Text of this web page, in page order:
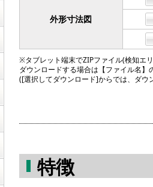
外形寸法図
※タブレット端末でZIPファイル(検知エ
ダウンロードする場合は【ファイル名
([選択してダウンロード]からでは、ダ
特徴